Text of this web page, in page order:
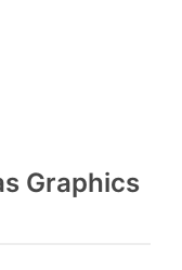
Graphics